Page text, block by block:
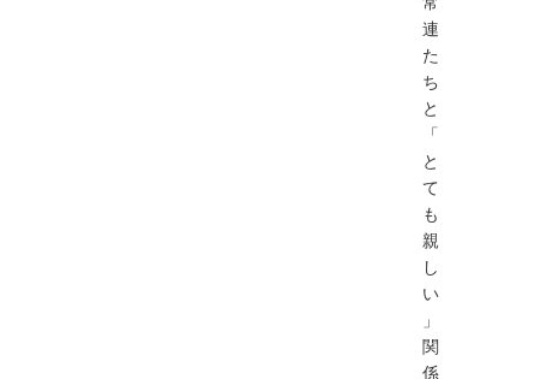
連
た
ち
と
「
と
て
も
親
し
い
」
関
係